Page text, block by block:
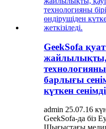
GeekSofa
жайлылықты,
технологияны
барлығы
күткен
admin 25.07.16
GeekSofa-да біз